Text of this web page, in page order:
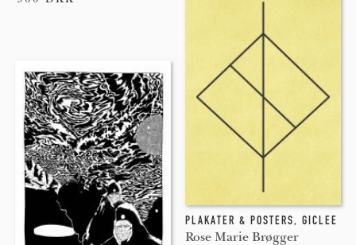
PLAKATER & POSTERS, GICLEE
Rose Marie Brøgger